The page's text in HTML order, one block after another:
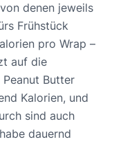
denen jeweils
Frühstück
pro Wrap –
auf die
Butter
Kalorien, und
sind auch
dauernd